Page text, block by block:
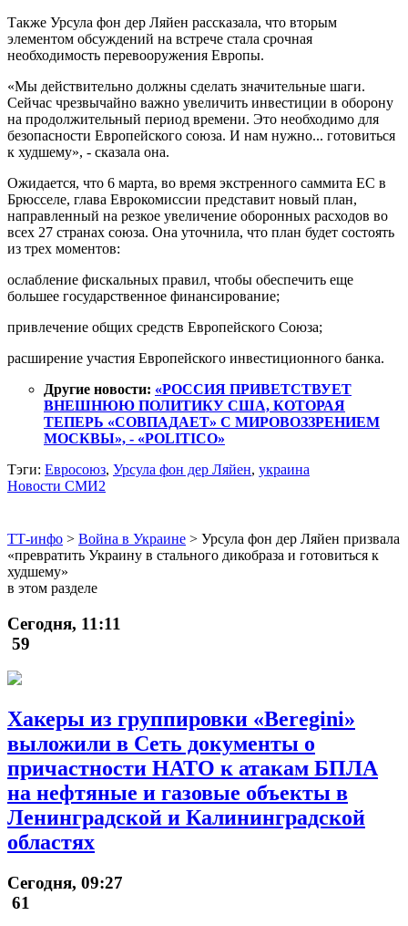
Также Урсула фон дер Ляйен рассказала, что вторым
элементом обсуждений на встрече стала срочная
необходимость перевооружения Европы.
«Мы действительно должны сделать значительные шаги.
Сейчас чрезвычайно важно увеличить инвестиции в оборону
на продолжительный период времени. Это необходимо для
безопасности Европейского союза. И нам нужно... готовиться
к худшему», - сказала она.
Ожидается, что 6 марта, во время экстренного саммита ЕС в
Брюсселе, глава Еврокомиссии представит новый план,
направленный на резкое увеличение оборонных расходов во
всех 27 странах союза. Она уточнила, что план будет состоять
из трех моментов:
ослабление фискальных правил, чтобы обеспечить еще
большее государственное финансирование;
привлечение общих средств Европейского Союза;
расширение участия Европейского инвестиционного банка.
Другие новости: «РОССИЯ ПРИВЕТСТВУЕТ
ВНЕШНЮЮ ПОЛИТИКУ США, КОТОРАЯ
ТЕПЕРЬ «СОВПАДАЕТ» С МИРОВОЗЗРЕНИЕМ
МОСКВЫ», - «POLITICO»
Тэги: Евросоюз, Урсула фон дер Ляйен, украина
Новости СМИ2
ТТ-инфо > Война в Украине > Урсула фон дер Ляйен призвала
«превратить Украину в стального дикобраза и готовиться к
худшему»
в этом разделе
Сегодня, 11:11
59
Хакеры из группировки «Beregini»
выложили в Сеть документы о
причастности НАТО к атакам БПЛА
на нефтяные и газовые объекты в
Ленинградской и Калининградской
областях
Сегодня, 09:27
61